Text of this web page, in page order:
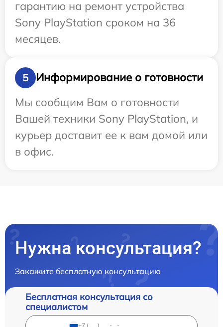
гарантию на ремонт устройства
Sony PlayStation сроком на 36
месяцев.
5
Информирование о готовности
Мы сообщим Вам о готовности
Вашей техники Sony PlayStation, и
курьер доставит ее к вам домой или
в офис.
Нужна консультация?
Закажите бесплатную консультацию
Бесплатная консультация со
специалистом